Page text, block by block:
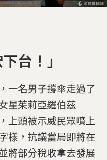
台！」
一名男子撐傘走過了
星茱莉亞羅伯茲
上頭被示威民眾噴上
樣，抗議當局即將在
將部分稅收拿去發展